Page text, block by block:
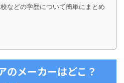
などの学歴について簡単にまとめ
のメーカーはどこ？